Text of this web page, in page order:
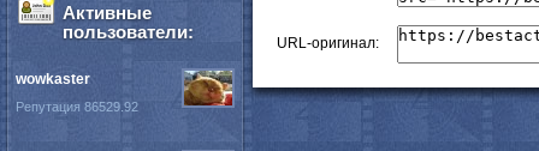
URL-оригинал:
Активные
пользователи:
wowkaster
Репутация 86529.92